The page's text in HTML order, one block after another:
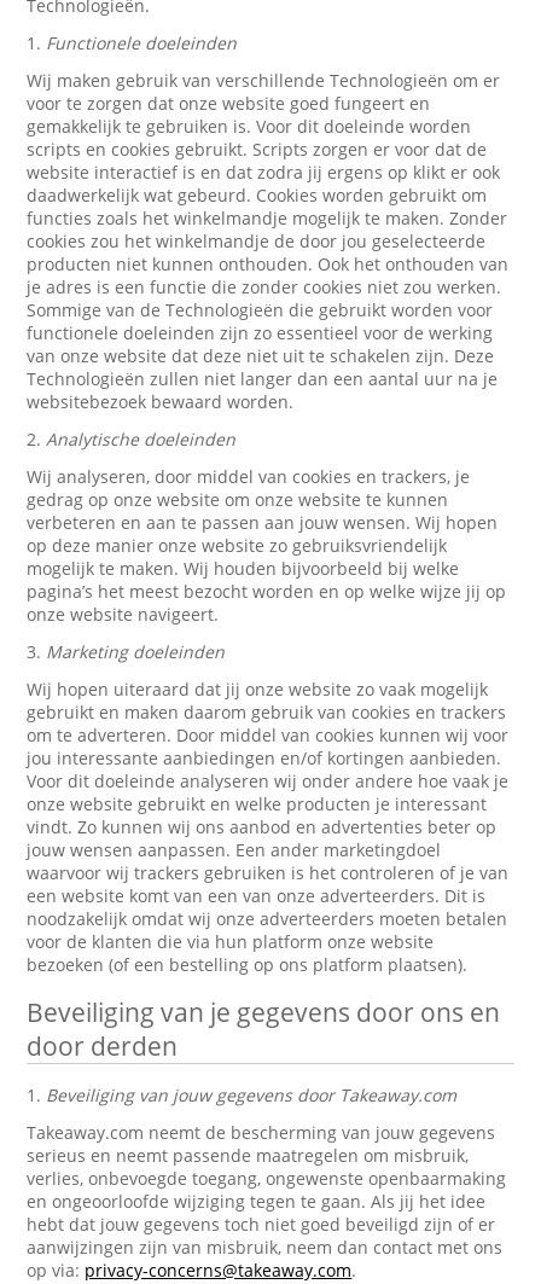
Technologieën.
1. Functionele doeleinden
Wij maken gebruik van verschillende Technologieën om er
voor te zorgen dat onze website goed fungeert en
gemakkelijk te gebruiken is. Voor dit doeleinde worden
scripts en cookies gebruikt. Scripts zorgen er voor dat de
website interactief is en dat zodra jij ergens op klikt er ook
daadwerkelijk wat gebeurd. Cookies worden gebruikt om
functies zoals het winkelmandje mogelijk te maken. Zonder
cookies zou het winkelmandje de door jou geselecteerde
producten niet kunnen onthouden. Ook het onthouden van
je adres is een functie die zonder cookies niet zou werken.
Sommige van de Technologieën die gebruikt worden voor
functionele doeleinden zijn zo essentieel voor de werking
van onze website dat deze niet uit te schakelen zijn. Deze
Technologieën zullen niet langer dan een aantal uur na je
websitebezoek bewaard worden.
2.Analytische doeleinden
Wij analyseren, door middel van cookies en trackers, je
gedrag op onze website om onze website te kunnen
verbeteren en aan te passen aan jouw wensen. Wij hopen
op deze manier onze website zo gebruiksvriendelijk
mogelijk te maken. Wij houden bijvoorbeeld bij welke
pagina’s het meest bezocht worden en op welke wijze jij op
onze website navigeert.
3. Marketing doeleinden
Wij hopen uiteraard dat jij onze website zo vaak mogelijk
gebruikt en maken daarom gebruik van cookies en trackers
om te adverteren. Door middel van cookies kunnen wij voor
jou interessante aanbiedingen en/of kortingen aanbieden.
Voor dit doeleinde analyseren wij onder andere hoe vaak je
onze website gebruikt en welke producten je interessant
vindt. Zo kunnen wij ons aanbod en advertenties beter op
jouw wensen aanpassen. Een ander marketingdoel
waarvoor wij trackers gebruiken is het controleren of je van
een website komt van een van onze adverteerders. Dit is
noodzakelijk omdat wij onze adverteerders moeten betalen
voor de klanten die via hun platform onze website
bezoeken (of een bestelling op ons platform plaatsen).
Beveiliging van je gegevens door ons en
door derden
1. Beveiliging van jouw gegevens door Takeaway.com
Takeaway.com neemt de bescherming van jouw gegevens
serieus en neemt passende maatregelen om misbruik,
verlies, onbevoegde toegang, ongewenste openbaarmaking
en ongeoorloofde wijziging tegen te gaan. Als jij het idee
hebt dat jouw gegevens toch niet goed beveiligd zijn of er
aanwijzingen zijn van misbruik, neem dan contact met ons
op via: privacy-concerns@takeaway.com.